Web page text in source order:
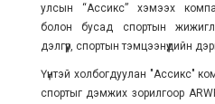
улсын “Aссикс” хэмээх
болон бусад спортын
дэлгүүр, спортын тэмцээнүүдийн
Үүнтэй холбогдуулан "Ассикс"
спортыг дэмжих зорилгоор